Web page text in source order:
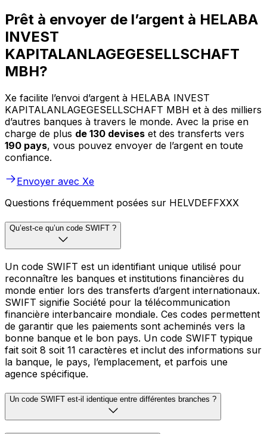
Prêt à envoyer de l’argent à HELABA
INVEST
KAPITALANLAGEGESELLSCHAFT
MBH?
Xe facilite l’envoi d’argent à HELABA INVEST
KAPITALANLAGEGESELLSCHAFT MBH et à des milliers
d’autres banques à travers le monde. Avec la prise en
charge de plus de 130 devises et des transferts vers
190 pays, vous pouvez envoyer de l’argent en toute
confiance.
Envoyer avec Xe
Questions fréquemment posées sur HELVDEFFXXX
Qu’est-ce qu’un code SWIFT ?
Un code SWIFT est un identifiant unique utilisé pour
reconnaître les banques et institutions financières du
monde entier lors des transferts d’argent internationaux.
SWIFT signifie Société pour la télécommunication
financière interbancaire mondiale. Ces codes permettent
de garantir que les paiements sont acheminés vers la
bonne banque et le bon pays. Un code SWIFT typique
fait soit 8 soit 11 caractères et inclut des informations sur
la banque, le pays, l’emplacement, et parfois une
agence spécifique.
Un code SWIFT est-il identique entre différentes branches ?